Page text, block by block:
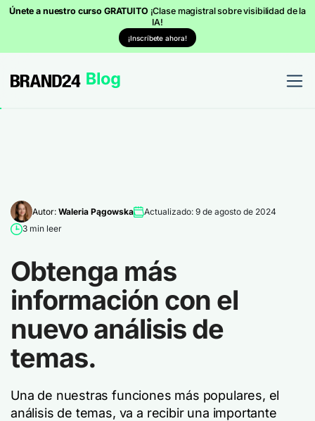
Únete a nuestro curso GRATUITO ¡Clase magistral sobre visibilidad de la
IA!
¡Inscríbete ahora!
Autor: Waleria Pągowska
Actualizado: 9 de agosto de 2024
3 min leer
Obtenga más
información con el
nuevo análisis de
temas.
Una de nuestras funciones más populares, el
análisis de temas, va a recibir una importante